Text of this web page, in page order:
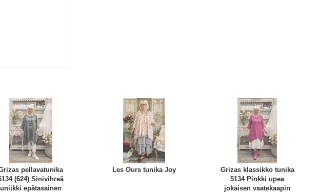
pellavatunika
(624) Sinivihreä
uniikki epätasainen
Les Ours tunika Joy
Grizas klassikko tunika
5134 Pinkki upea
jokaisen vaatekaapin